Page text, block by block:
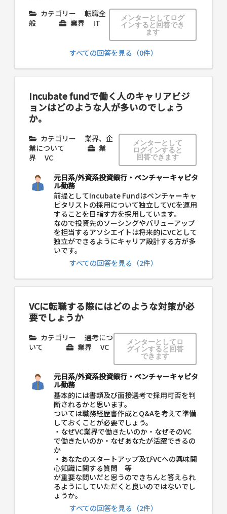
カテゴリー
転職全
般
業界 IT
メンターとしてログ
インすると回答でき
ます
すべての回答を見る（0件）
Incubate fundで働く人のキャリアビジ
ョンはどのような人が多いのでしょう
か。
カテゴリー
業界、企
業について
業
界
VC
メンターとして
ログインすると
回答できます
元日系/外資系投資銀行・ベンチャーキャピタ
ル勤務
前提としてIncubate Fundはベンチャーキャ
ピタリストの採用について独立してVCを運用
することを目指す方を採用しています。
なので投資先のソーシングやバリューアップ
を担当するアソシエイトは将来的にVCとして
独立ができるようにキャリア設計する方が多
いです。
すべての回答を見る（2件）
VCに転職する際にはどのような対策が必
要でしょうか
カテゴリー
選考につ
いて
業界 VC
メンターとしてロ
グインすると回答
できます
元日系/外資系投資銀行・ベンチャーキャピタ
ル勤務
基本的には書類及び面接選考で採用可否を判
断されるかと思います。
ついては職務経歴書作成とQ&Aを考えて準備
しておくことが必要でしょう。
・なぜVC業界で働きたいのか・なぜそのVC
で働きたいのか・なぜあなたが活躍できるの
か
・あなたのスタートアップ及びVCへの興味関
心知識に関する質問 等
が重要な問いだと思うのできちんと答えられ
るようにしていただくと良いのではないでし
ょうか。
すべての回答を見る（2件）